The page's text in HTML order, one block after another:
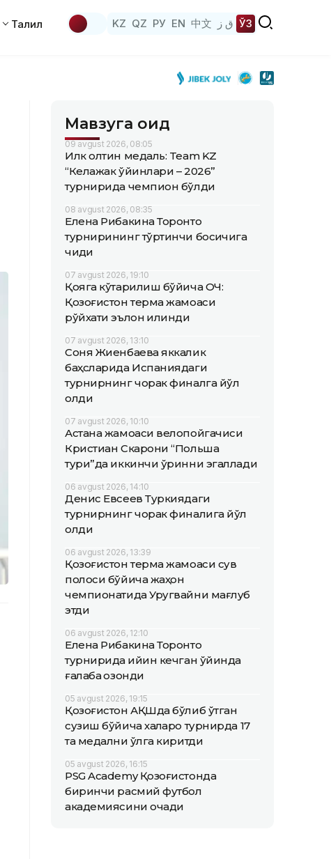
Таҳлил KZ QZ РУ EN 中文 ق ز ЎЗ
Мавзуга оид
09 avgust 2026, 08:05
Илк олтин медаль: Team KZ
“Келажак ўйинлари – 2026”
турнирида чемпион бўлди
08 avgust 2026, 08:35
Елена Рибакина Торонто
турнирининг тўртинчи босқичига
чиқди
07 avgust 2026, 19:10
Қояга кўтарилиш бўйича ОЧ:
Қозоғистон терма жамоаси
рўйхати эълон қилинди
07 avgust 2026, 13:10
Соня Жиенбаева яккалик
баҳсларида Испаниядаги
турнирнинг чорак финалга йўл
олди
07 avgust 2026, 10:10
Астана жамоаси велопойгачиси
Кристиан Скарони “Польша
тури”да иккинчи ўринни эгаллади
06 avgust 2026, 14:10
Денис Евсеев Туркиядаги
турнирнинг чорак финалига йўл
олди
06 avgust 2026, 13:39
Қозоғистон терма жамоаси сув
полоси бўйича жаҳон
чемпионатида Уругвайни мағлуб
этди
06 avgust 2026, 12:10
Елена Рибакина Торонто
турнирида қийин кечган ўйинда
ғалаба қозонди
05 avgust 2026, 19:15
Қозоғистон АҚШда бўлиб ўтган
сузиш бўйича халқаро турнирда 17
та медални қўлга киритди
05 avgust 2026, 16:15
PSG Academy Қозоғистонда
биринчи расмий футбол
академиясини очади